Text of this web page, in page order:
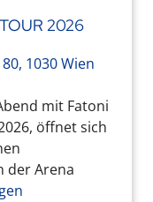
2026
1030 Wien
mit Fatoni
öffnet sich
der Arena